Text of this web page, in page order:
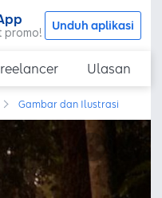
promo! Unduh aplikasi
Ulasan
Gambar dan Ilustrasi